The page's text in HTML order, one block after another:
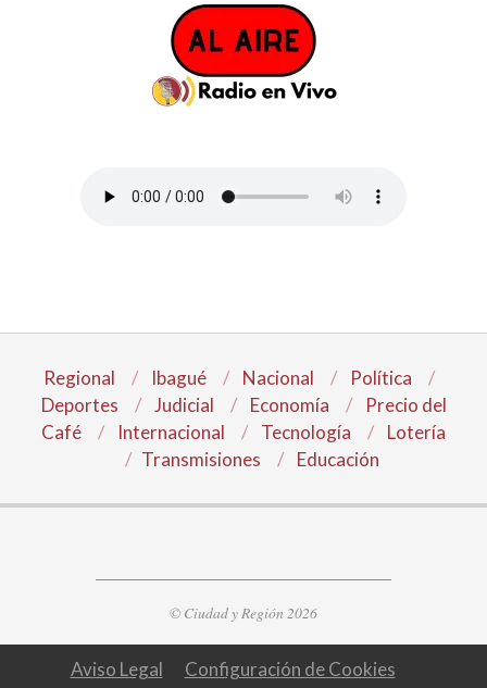
Regional Ibagué Nacional
Política
Deportes
Judicial Economía
Precio del
Café
Internacional Tecnología
Lotería
Transmisiones
Educación
© Ciudad y Región 2026
Aviso Legal
Configuración de Cookies